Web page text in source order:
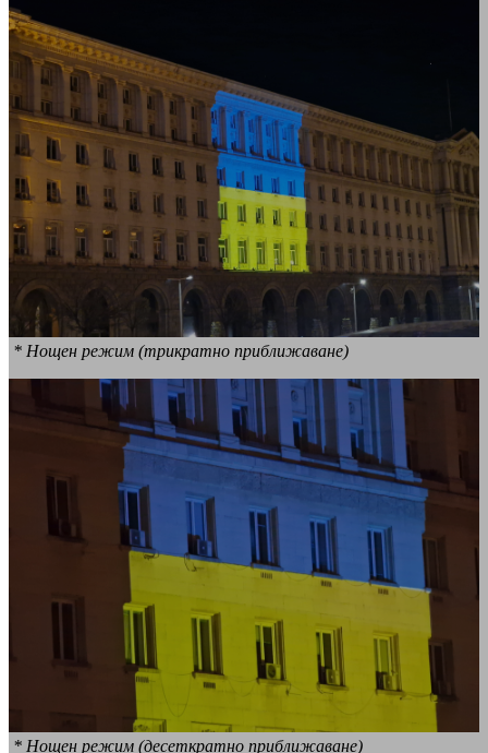
* Нощен режим (трикратно приближаване)
* Нощен режим (десеткратно приближаване)